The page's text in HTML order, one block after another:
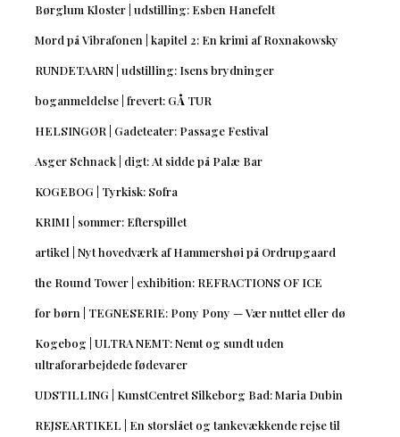
Børglum Kloster | udstilling: Esben Hanefelt
Mord på Vibrafonen | kapitel 2: En krimi af Roxnakowsky
RUNDETAARN | udstilling: Isens brydninger
boganmeldelse | frevert: GÅ TUR
HELSINGØR | Gadeteater: Passage Festival
Asger Schnack | digt: At sidde på Palæ Bar
KOGEBOG | Tyrkisk: Sofra
KRIMI | sommer: Efterspillet
artikel | Nyt hovedværk af Hammershøi på Ordrupgaard
the Round Tower | exhibition: REFRACTIONS OF ICE
for børn | TEGNESERIE: Pony Pony — Vær nuttet eller dø
Kogebog | ULTRA NEMT: Nemt og sundt uden
ultraforarbejdede fødevarer
UDSTILLING | KunstCentret Silkeborg Bad: Maria Dubin
REJSEARTIKEL | En storslået og tankevækkende rejse til